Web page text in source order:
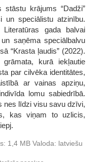
stāstu krājums “Dadži”
un speciālistu atzinību.
gada balvai
un saņēma speciālbalvu
“Krasta ļaudis” (2022).
kurā iekļautie
par cilvēka identitātes,
ar vainas apziņu,
lomu sabiedrībā.
nes līdzi visu savu dzīvi,
kas viņam to uzlicis,
1,4 MB Valoda: latviešu